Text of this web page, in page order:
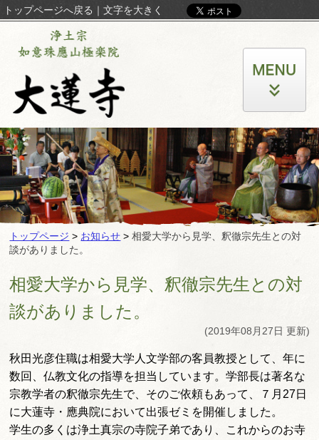
トップページへ戻る ｜ 文字を大きく
トップページ > お知らせ >相愛大学から見学、釈徹宗先生との対
談がありました。
相愛大学から見学、釈徹宗先生との対
談がありました。
(2019年08月27日 更新)
秋田光彦住職は相愛大学人文学部の客員教授として、年に
数回、仏教文化の指導を担当しています。学部長は著名な
宗教学者の釈徹宗先生で、そのご依頼もあって、７月27日
に大蓮寺・應典院において出張ゼミを開催しました。
学生の多くは浄土真宗の寺院子弟であり、これからのお寺